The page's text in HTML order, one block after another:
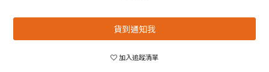
貨到通知我
加入追蹤清單